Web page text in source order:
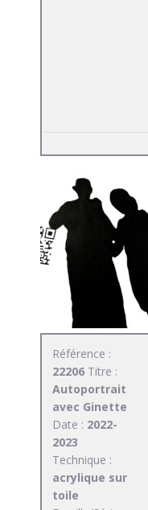
Référence :
22206 Titre :
Autoportrait
avec Ginette
Date : 2022-
2023
Technique :
acrylique sur
toile